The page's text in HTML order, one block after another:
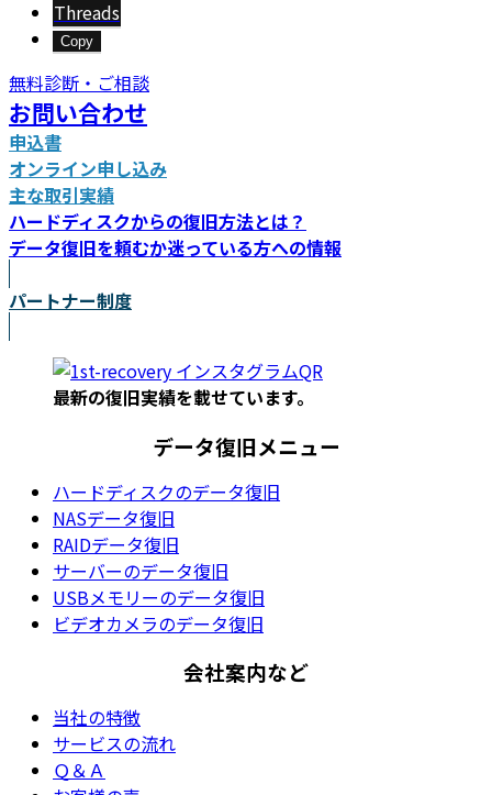
Threads
Copy
無料診断・ご相談
お問い合わせ
申込書
オンライン申し込み
主な取引実績
ハードディスクからの復旧方法とは？
データ復旧を頼むか迷っている方への情報
パートナー制度
最新の復旧実績を載せています。
データ復旧メニュー
ハードディスクのデータ復旧
NASデータ復旧
RAIDデータ復旧
サーバーのデータ復旧
USBメモリーのデータ復旧
ビデオカメラのデータ復旧
会社案内など
当社の特徴
サービスの流れ
Ｑ＆Ａ